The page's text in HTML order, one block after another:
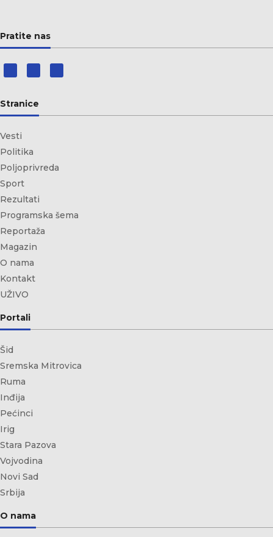
Pratite nas
Stranice
Vesti
Politika
Poljoprivreda
Sport
Rezultati
Programska šema
Reportaža
Magazin
O nama
Kontakt
UŽIVO
Portali
Šid
Sremska Mitrovica
Ruma
Inđija
Pećinci
Irig
Stara Pazova
Vojvodina
Novi Sad
Srbija
O nama